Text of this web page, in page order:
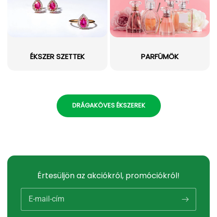
ÉKSZER SZETTEK PARFÜMÖK
DRÁGAKÖVES ÉKSZEREK
Értesüljön az akciókról, promóciókról!
E-mail-cím